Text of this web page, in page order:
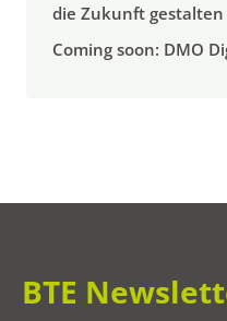
die Zukunft gestalten
Coming soon: DMO
BTE